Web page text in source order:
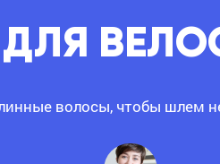
волосы, чтобы шлем